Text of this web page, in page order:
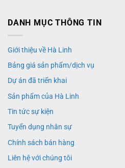
DANH MỤC THÔNG TIN
Giới thiệu về Hà Linh
Bảng giá sản phẩm/dịch vụ
Dự án đã triển khai
Sản phẩm của Hà Linh
Tin tức sự kiện
Tuyển dụng nhân sự
Chính sách bán hàng
Liên hệ với chúng tôi